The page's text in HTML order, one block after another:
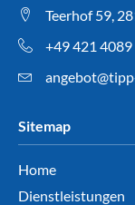
Teerhof 59,
+49 421
Sitemap
Home
Dienstleistungen